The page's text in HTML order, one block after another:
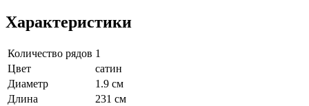
Характеристики
Количество рядов 1
Цвет
сатин
Диаметр
1.9 см
Длина
231 см